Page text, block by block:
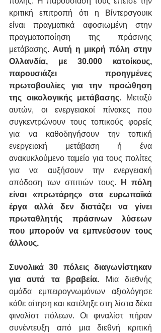
κριτική επιτροπή ότι η Βίντερσγουικ
είναι πραγματικά αφοσιωμένη στην
πραγματοποίηση της πράσινης
μετάβασης. Αυτή η μικρή πόλη στην
Ολλανδία, με 30.000 κατοίκους,
παρουσιάζει προηγμένες
πρωτοβουλίες για την προώθηση
της οικολογικής μετάβασης.
Μεταξύ
αυτών, οι ενεργειακοί πίνακες που
συγκεντρώνουν τους τοπικούς φορείς
για να καθοδηγήσουν την τοπική
ενεργειακή μετάβαση ή ένα
ανακυκλούμενο ταμείο για τους πολίτες
για να αυξήσουν την ενεργειακή
απόδοση των σπιτιών τους. Η πόλη
είναι «πρωτάρης» στα ευρωπαϊκά
έργα αλλά δεν διστάζει να γίνει
πρωταθλητής πράσινων λύσεων
που μπορούν να εμπνεύσουν τους
άλλους.
Συνολικά 30 πόλεις διαγωνίστηκαν
για αυτά τα βραβεία. Μια διεθνής
ομάδα εμπειρογνωμόνων αξιολόγησε
κάθε αίτηση και κατέληξε στη λίστα δέκα
φιναλίστ πόλεων. Οι φιναλίστ πήραν
συνέντευξη από μια διεθνή κριτική